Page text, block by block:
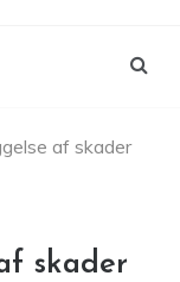
af skader
skader